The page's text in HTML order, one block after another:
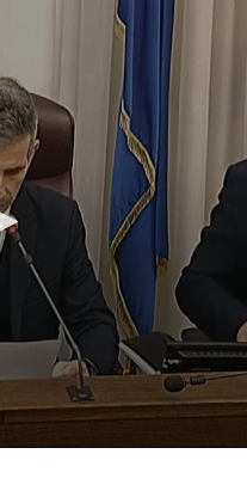
Deputati
di navigazione